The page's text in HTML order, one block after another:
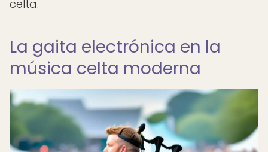
celta.
La gaita electrónica en la
música celta moderna